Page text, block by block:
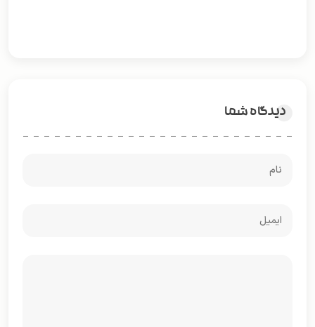
دیدگاه شما